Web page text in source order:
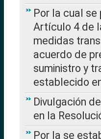
Por la cual
Artículo 4 de
medidas
acuerdo de
suministro y
establecido
Divulgación
en la
Por la se